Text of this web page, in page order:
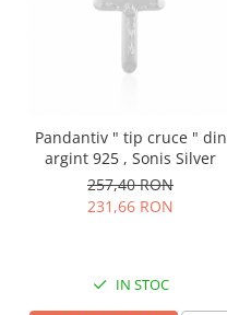
Pandantiv " tip cruce " din
argint 925 , Sonis Silver
257,40 RON
231,66 RON
IN STOC